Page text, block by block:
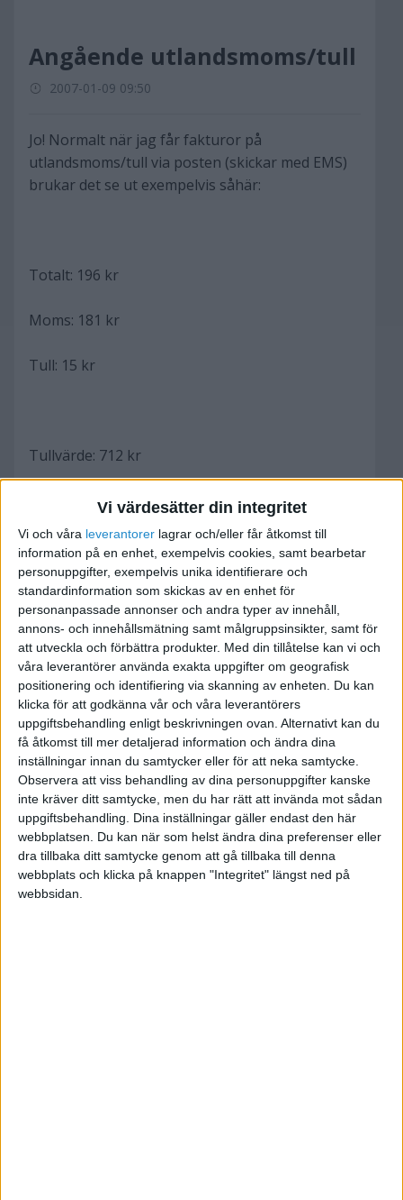
Vi värdesätter din integritet
Vi och våra leverantorer lagrar och/eller får åtkomst till
information på en enhet, exempelvis cookies, samt bearbetar
personuppgifter, exempelvis unika identifierare och
standardinformation som skickas av en enhet för
personanpassade annonser och andra typer av innehåll,
annons- och innehållsmätning samt målgruppsinsikter, samt för
att utveckla och förbättra produkter. Med din tillåtelse kan vi och
våra leverantörer använda exakta uppgifter om geografisk
positionering och identifiering via skanning av enheten. Du kan
klicka för att godkänna vår och våra leverantörers
uppgiftsbehandling enligt beskrivningen ovan. Alternativt kan du
få åtkomst till mer detaljerad information och ändra dina
inställningar innan du samtycker eller för att neka samtycke.
Observera att viss behandling av dina personuppgifter kanske
inte kräver ditt samtycke, men du har rätt att invända mot sådan
uppgiftsbehandling. Dina inställningar gäller endast den här
webbplatsen. Du kan när som helst ändra dina preferenser eller
dra tillbaka ditt samtycke genom att gå tillbaka till denna
webbplats och klicka på knappen "Integritet" längst ned på
webbsidan.
Angående utlandsmoms/tull
2007-01-09 09:50
Jo! Normalt när jag får fakturor på
utlandsmoms/tull via posten (skickar med EMS)
brukar det se ut exempelvis såhär:
Totalt: 196 kr
Moms: 181 kr
Tull: 15 kr
Tullvärde: 712 kr
Momsgrund: 727 kr
Min sista faktura hade samma "totalvärde" som
"grund" för tullvärde, så det blev mer:
Totalt: 423 kr
Moms: 423 kr
.. Då är det väl bara att jag bokför såhär:
1930 d 423